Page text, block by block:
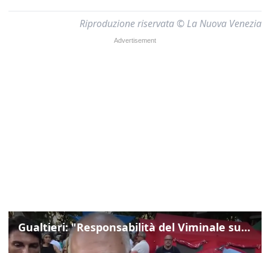
Riproduzione riservata © La Nuova Venezia
Gualtieri: "Responsabilità del Viminale su Spin Time? La posizione dei partiti è nota"